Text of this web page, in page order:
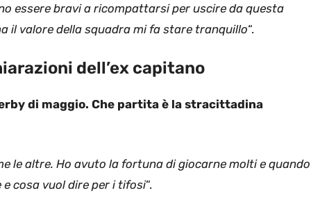
essere bravi a ricompattarsi per uscire da questa
il valore della squadra mi fa stare tranquillo“.
dell’ex capitano
di maggio. Che partita è la stracittadina
le altre. Ho avuto la fortuna di giocarne molti e quando
cosa vuol dire per i tifosi“.